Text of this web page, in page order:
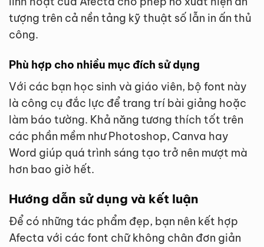
tượng trên cả nền tảng kỹ thuật số lẫn in ấn thủ
công.
Phù hợp cho nhiều mục đích sử dụng
Với các bạn học sinh và giáo viên, bộ font này
là công cụ đắc lực để trang trí bài giảng hoặc
làm báo tường. Khả năng tương thích tốt trên
các phần mềm như Photoshop, Canva hay
Word giúp quá trình sáng tạo trở nên mượt mà
hơn bao giờ hết.
Hướng dẫn sử dụng và kết luận
Để có những tác phẩm đẹp, bạn nên kết hợp
Afecta với các font chữ không chân đơn giản